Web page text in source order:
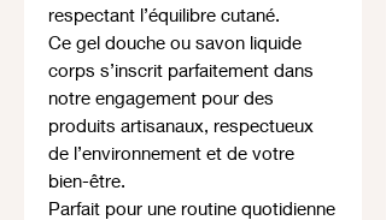
respectant l’équilibre cutané.
Ce gel douche ou savon liquide
corps s’inscrit parfaitement dans
notre engagement pour des
produits artisanaux, respectueux
de l’environnement et de votre
bien-être.
Parfait pour une routine quotidienne